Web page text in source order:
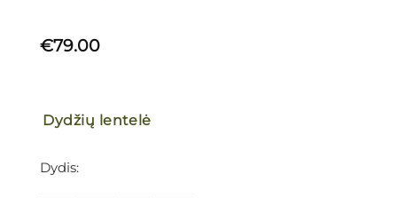
€79.00
Dydžių lentelė
Dydis